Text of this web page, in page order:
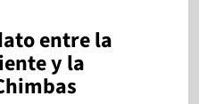
entre la
y la